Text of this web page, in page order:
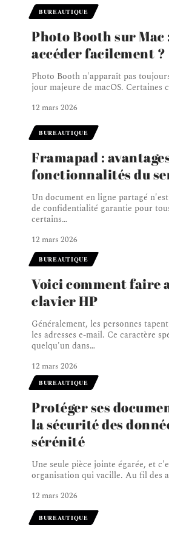
BUREAUTIQUE
Photo Booth sur Mac
accéder facilement ?
Photo Booth n'apparaît pas
jour majeure de macOS. Certaines
12 mars 2026
BUREAUTIQUE
Framapad :
fonctionnalités du
Un document en ligne partagé
de confidentialité garantie pour
certains…
12 mars 2026
BUREAUTIQUE
Voici comment faire
clavier HP
Généralement, les personnes
les adresses e-mail. Ce caractère
quelqu'un dans…
12 mars 2026
BUREAUTIQUE
Protéger ses
la sécurité des
sérénité
Une seule pièce jointe égarée, et
organisation qui vacille. Au fil des
12 mars 2026
BUREAUTIQUE